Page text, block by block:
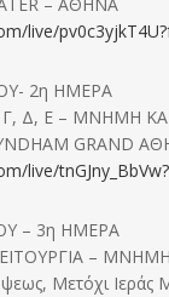
live/
2η ΗΜΕΡΑ
Δ, Ε – MNHMH
GRAND
live/
– 3η ΗΜΕΡΑ
–
Μετόχι Ιεράς